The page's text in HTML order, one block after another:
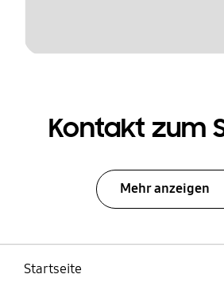
Kontakt zum
Mehr anzeigen
Startseite